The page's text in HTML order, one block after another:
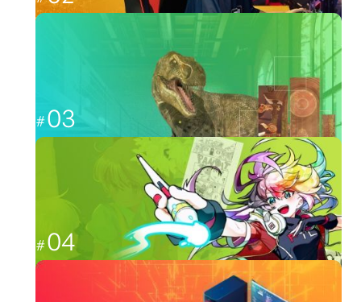
福岡から世界最強を目指す
03
CGと映像を駆使して、人々を魅了する
04
日本のクリエーター文化を広める
イラスト・アニメ